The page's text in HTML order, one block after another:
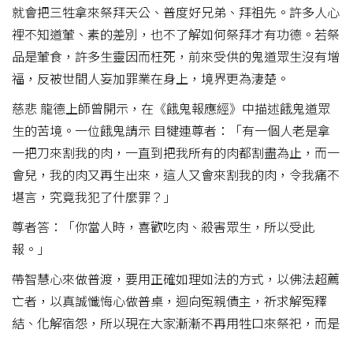
就會把三牲拿來祭拜天公、普度好兄弟、拜祖先。許多人心
裡不知道葷、素的差別，也不了解如何祭拜才有功德。若祭
品是葷食，許多生靈因而枉死，前來受供的鬼道眾生沒有增
福，反被世間人妄加罪業在身上，境界更為淒楚。
慈悲 龍德上師曾開示，在《餓鬼報應經》中描述餓鬼道眾
生的苦境。一位餓鬼請示 目犍連尊者：「有一個人老是拿
一把刀來割我的肉，一直到把我所有的肉都割盡為止，而一
會兒，我的肉又再生出來，這人又會來割我的肉，令我痛不
堪言，究竟我犯了什麼罪？」
尊者答：「你當人時，喜歡吃肉、殺害眾生，所以受此
報。」
帶智慧心來做普渡，要用正確如理如法的方式，以佛法超薦
亡者，以真誠懺悔心做普桌，迴向冤親債主，祈求解冤釋
結、化解宿怨，所以現在大家漸漸不再用牲口來祭祀，而是